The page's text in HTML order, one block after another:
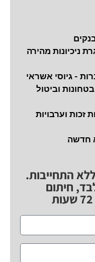
ניכיונות מהירה
- גיוסי אשראי
וביטול
זכות וערבויות
חדשה
התחייבות.
חיתום